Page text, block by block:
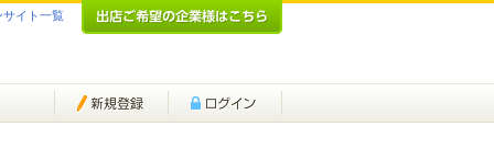
サイト一覧